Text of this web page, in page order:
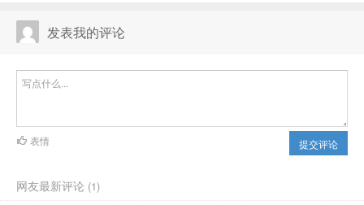
发表我的评论
提交评论
表情
网友最新评论 (1)